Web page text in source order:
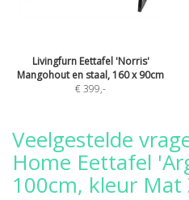
Livingfurn Eettafel 'Norris'
Mangohout en staal, 160 x 90cm
€ 399,-
Veelgestelde
Home Eettafel
100cm, kleur Mat